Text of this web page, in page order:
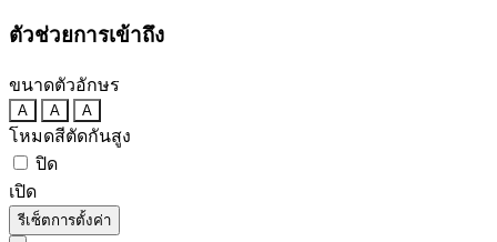
ตัวช่วยการเข้าถึง
ขนาดตัวอักษร
A A A
โหมดสีตัดกันสูง
ปิด
เปิด
รีเซ็ตการตั้งค่า